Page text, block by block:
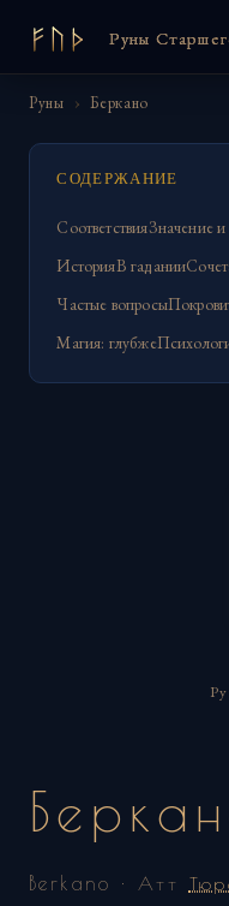
Руны
Руны › Беркано
СОДЕРЖАНИЕ
СоответствияЗначение
ИсторияВ гадании
Частые вопросы
Магия: глубже
Berkano · Атт